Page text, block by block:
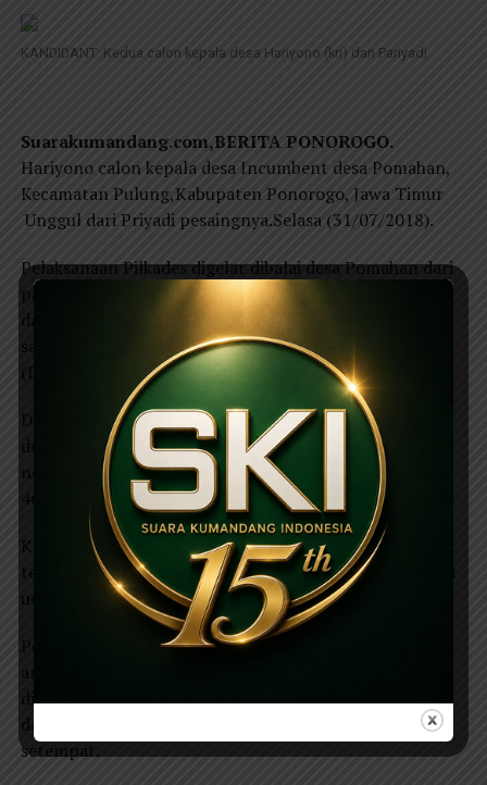
KANDIDANT: Kedua calon kepala desa Hariyono (kri) dan Pariyadi
Suarakumandang.com,BERITA PONOROGO.
Hariyono calon kepala desa Incumbent desa Pomahan,
Kecamatan Pulung,Kabupaten Ponorogo, Jawa Timur
Unggul dari Priyadi pesaingnya.Selasa (31/07/2018).
Pelaksanaan Pilkades digelar dibalai desa Pomahan dari
pagi pukul 07.24 WIB hingga pukul 17.00 WIB. Sesuai
data dari panitia pelaksanaan pilkades Pomahan suara
sah 2.865 suara dari total 3.713 Daftar pemilih tetap
(DPT).
Dari dua kandidat tersebut Haryono nomor urut satu
dengan memperoleh 1.530 suara, sementara kandidat
nomor urut dua Pariyadi memperoleh 1.335 suara dan
46 suara yang dinyatakan tidak sah.
Kandindat Incumbent Haryono usai memperoleh suara
terbanyak dari pesaingnya Pariyadi langsung mendapat
ucapan selamat dari sejumlah warga desa Pomahan.
Pelaksanaan pemilihan kepala desa berjalan dengan
aman dan lancar. Untuk mengantisipasi hal yang tidak
diinginkan panitia bekerjasama dengan petugas Polisi
dari Polres Ponorogo serta dibantu Linmas desa
setempat.